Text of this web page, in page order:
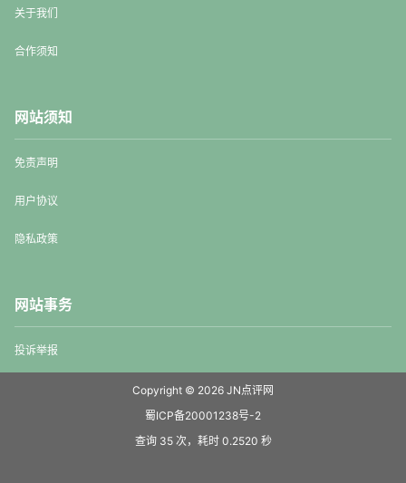
关于我们
合作须知
网站须知
免责声明
用户协议
隐私政策
网站事务
投诉举报
Copyright © 2026 JN点评网
蜀ICP备20001238号-2
查询 35 次，耗时 0.2520 秒